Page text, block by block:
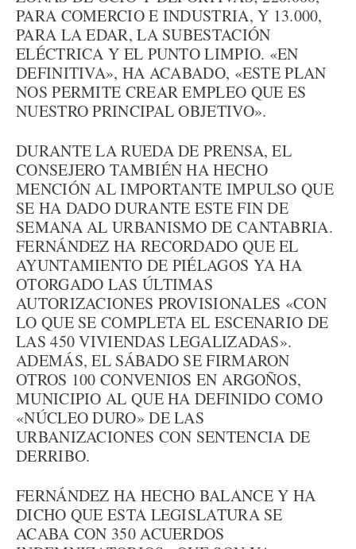
PARA COMERCIO E INDUSTRIA, Y 13.000,
PARA LA EDAR, LA SUBESTACIÓN
ELÉCTRICA Y EL PUNTO LIMPIO. «EN
DEFINITIVA», HA ACABADO, «ESTE PLAN
NOS PERMITE CREAR EMPLEO QUE ES
NUESTRO PRINCIPAL OBJETIVO».
DURANTE LA RUEDA DE PRENSA, EL
CONSEJERO TAMBIÉN HA HECHO
MENCIÓN AL IMPORTANTE IMPULSO QUE
SE HA DADO DURANTE ESTE FIN DE
SEMANA AL URBANISMO DE CANTABRIA.
FERNÁNDEZ HA RECORDADO QUE EL
AYUNTAMIENTO DE PIÉLAGOS YA HA
OTORGADO LAS ÚLTIMAS
AUTORIZACIONES PROVISIONALES «CON
LO QUE SE COMPLETA EL ESCENARIO DE
LAS 450 VIVIENDAS LEGALIZADAS».
ADEMÁS, EL SÁBADO SE FIRMARON
OTROS 100 CONVENIOS EN ARGOÑOS,
MUNICIPIO AL QUE HA DEFINIDO COMO
«NÚCLEO DURO» DE LAS
URBANIZACIONES CON SENTENCIA DE
DERRIBO.
FERNÁNDEZ HA HECHO BALANCE Y HA
DICHO QUE ESTA LEGISLATURA SE
ACABA CON 350 ACUERDOS